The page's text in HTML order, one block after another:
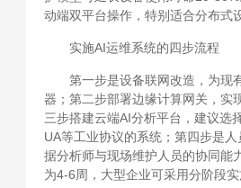
动端双平台操作，特别适合分布式
实施AI运维系统的四步流程
第一步是设备联网改造，为现
器；第二步部署边缘计算网关，实
三步搭建云端AI分析平台，建议选
UA等工业协议的系统；第四步是
据分析师与现场维护人员的协同能
为4-6周，大型企业可采用分阶段实